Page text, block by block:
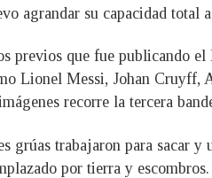
agrandar su capacidad total
previos que fue publicando
Lionel Messi, Johan Cruyff,
recorre la tercera
grúas trabajaron para sacar
por tierra y